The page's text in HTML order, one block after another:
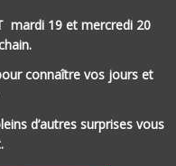
mardi 19 et mercredi 20
connaître vos jours et
d’autres surprises vous